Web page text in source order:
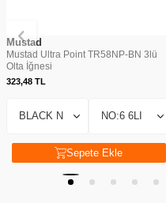
Mustad
Mustad Ultra Point TR58NP-BN 3lü
Olta İğnesi
323,48 TL
Sepete Ekle